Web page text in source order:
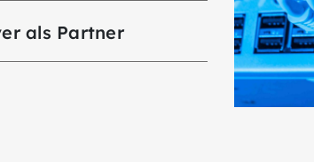
als Partner